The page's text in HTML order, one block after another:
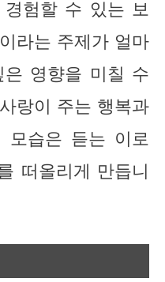
험할 수 있는 보
라는 주제가 얼마
영향을 미칠 수
랑이 주는 행복과
모습은 듣는 이로
떠올리게 만듭니